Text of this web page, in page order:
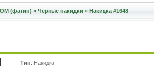
(фатин) » Черные накидки » Накидка #1648
Тип: Накидка